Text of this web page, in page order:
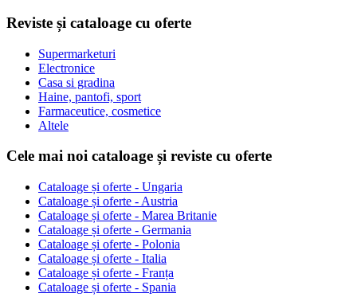
Reviste și cataloage cu oferte
Supermarketuri
Electronice
Casa si gradina
Haine, pantofi, sport
Farmaceutice, cosmetice
Altele
Cele mai noi cataloage și reviste cu oferte
Cataloage și oferte - Ungaria
Cataloage și oferte - Austria
Cataloage și oferte - Marea Britanie
Cataloage și oferte - Germania
Cataloage și oferte - Polonia
Cataloage și oferte - Italia
Cataloage și oferte - Franța
Cataloage și oferte - Spania